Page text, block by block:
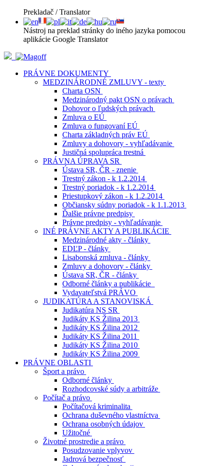
Prekladač / Translator
Nástroj na preklad stránky do iného jazyka pomocou
aplikácie Google Translator
PRÁVNE DOKUMENTY
MEDZINÁRODNÉ ZMLUVY - texty
Charta OSN
Medzinárodný pakt OSN o právach
Dohovor o ľudských právach
Zmluva o EÚ
Zmluva o fungovaní EÚ
Charta základných práv EÚ
Zmluvy a dohovory - vyhľadávanie
Justičná spolupráca trestná
PRÁVNA ÚPRAVA SR
Ústava SR, ČR - znenie
Trestný zákon - k 1.2.2014
Trestný poriadok - k 1.2.2014
Priestupkový zákon - k 1.2.2014
Občiansky súdny poriadok - k 1.1.2013
Ďalšie právne predpisy
Právne predpisy - vyhľadávanie
INÉ PRÁVNE AKTY A PUBLIKÁCIE
Medzinárodné akty - články
EDĽP - články
Lisabonská zmluva - články
Zmluvy a dohovory - články
Ústava SR, ČR - články
Odborné články a publikácie
Vydavateľstvá PRÁVO
JUDIKATÚRA A STANOVISKÁ
Judikatúra NS SR
Judikáty KS Žilina 2013
Judikáty KS Žilina 2012
Judikáty KS Žilina 2011
Judikáty KS Žilina 2010
Judikáty KS Žilina 2009
PRÁVNE OBLASTI
Šport a právo
Odborné články
Rozhodcovské súdy a arbitráže
Počítač a právo
Počítačová kriminalita
Ochrana duševného vlastníctva
Ochrana osobných údajov
Užitočné
Životné prostredie a právo
Posudzovanie vplyvov
Jadrová bezpečnosť